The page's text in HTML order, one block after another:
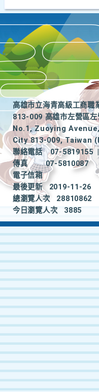
高雄市立海青高級工商職
813-009 高雄市左營區左
No.1, Zuoying
City 813-009, Taiwan
聯絡電話
07-5819155
傳真
07-5810087
電子信箱
最後更新
2019-11-26
總瀏覽人次
28810862
今日瀏覽人次
3885